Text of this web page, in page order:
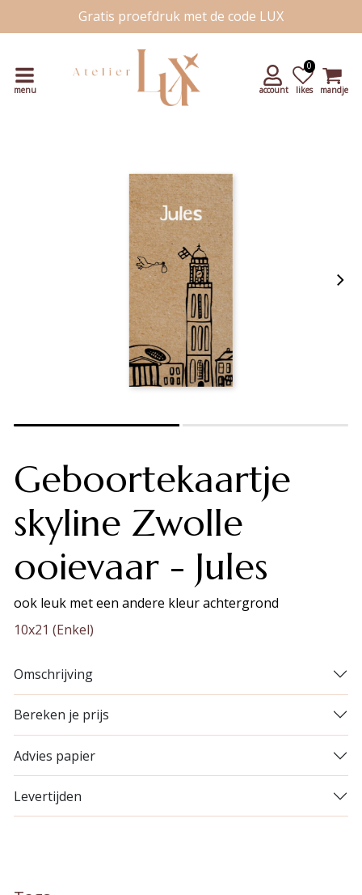
Gratis proefdruk met de code LUX
Snelle levering
Unieke handgetekende kaartjes
menu account likes
0
mandje
Geboortekaartje
skyline Zwolle
ooievaar - Jules
ook leuk met een andere kleur achtergrond
10x21 (Enkel)
Omschrijving
Bereken je prijs
Advies papier
Levertijden